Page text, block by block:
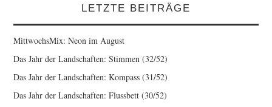
LETZTE BEITRÄGE
MittwochsMix: Neon im August
Das Jahr der Landschaften: Stimmen (32/52)
Das Jahr der Landschaften: Kompass (31/52)
Das Jahr der Landschaften: Flussbett (30/52)